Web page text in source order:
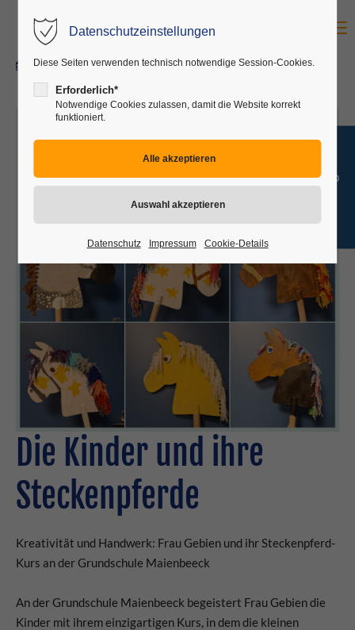
Login
Passwort
Support
24h / 365days
We offer support for our customers
Mon - Fri 8:00am - 5:00pm(GMT +1)
Get in touch
Cybersteel Inc.
San Francisco, CA 94102
08.01.2025
Die Kinder und ihre
Steckenpferde
Kreativität und Handwerk: Frau Gebien und ihr Steckenpferd-
Kurs an der Grundschule Maienbeeck
An der Grundschule Maienbeeck begeistert Frau Gebien die
Kinder mit ihrem einzigartigen Kurs, in dem die kleinen
→ Jobangebote
Datenschutzeinstellungen
Diese Seiten verwenden technisch notwendige Session-Cookies.
Erforderlich*
Notwendige Cookies zulassen, damit die Website korrekt
funktioniert.
Datenschutz Impressum Cookie-Details